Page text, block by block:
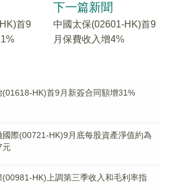
首9
下一篇新聞
中國太保(02601-HK)首9
月保費收入增4%
(01618-HK)首9月新簽合同額增31%
國際(00721-HK)9月底每股資產淨值約為
元
(00981-HK)上調第三季收入和毛利率指